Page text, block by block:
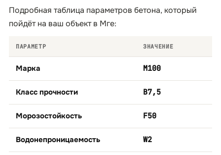
Подробная таблица параметров бетона, который
пойдёт на ваш объект в Мге:
ПАРАМЕТР ЗНАЧЕНИЕ
Марка М100
Класс прочности B7,5
Морозостойкость F50
Водонепроницаемость W2